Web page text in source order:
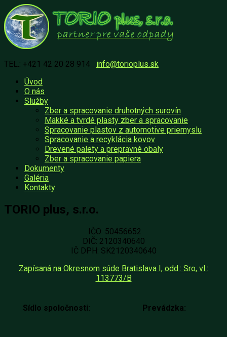
TEL.: +421 42 20 28 914 info@torioplus.sk
Úvod
O nás
Služby
Zber a spracovanie druhotných surovín
Mäkké a tvrdé plasty zber a spracovanie
Spracovanie plastov z automotive priemyslu
Spracovanie a recyklácia kovov
Drevené palety a prepravné obaly
Zber a spracovanie papiera
Dokumenty
Galéria
Kontakty
TORIO plus, s.r.o.
IČO: 50456652
DIČ: 2120340640
IČ DPH: SK2120340640
Zapísaná na Okresnom súde Bratislava I, odd.: Sro, vl.:
113773/B
Sídlo spoločnosti: Prevádzka: